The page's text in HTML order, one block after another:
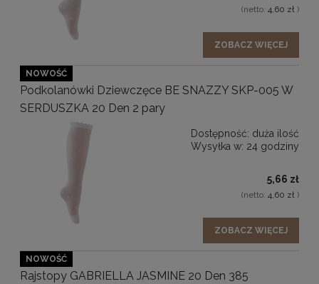
(netto: 4,60 zł )
ZOBACZ WIĘCEJ
Podkolanówki Dziewczęce BE SNAZZY SKP-005 W
SERDUSZKA 20 Den 2 pary
Dostępność: duża ilość
Wysyłka w: 24 godziny
5,66 zł
(netto: 4,60 zł )
ZOBACZ WIĘCEJ
NOWOŚĆ
Rajstopy GABRIELLA JASMINE 20 Den 385
NOWOŚĆ